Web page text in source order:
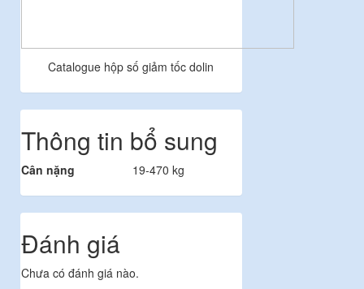
Catalogue hộp số giảm tốc dolin
Thông tin bổ sung
Cân nặng 19-470 kg
Đánh giá
Chưa có đánh giá nào.